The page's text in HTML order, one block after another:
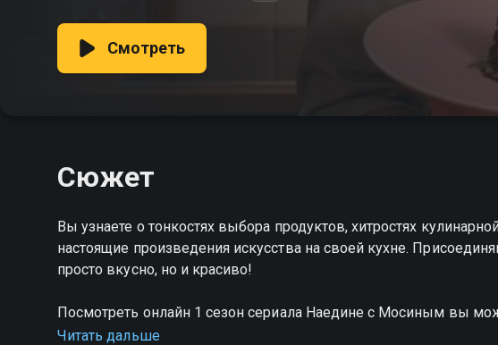
Смотреть
Сюжет
Вы узнаете о тонкостях выбора продуктов, хитростях
настоящие произведения искусства на своей кухне.
просто вкусно, но и красиво!
Посмотреть онлайн 1 сезон сериала Наедине с Мосиным вы
HD качестве на Смотрёшке
Читать дальше